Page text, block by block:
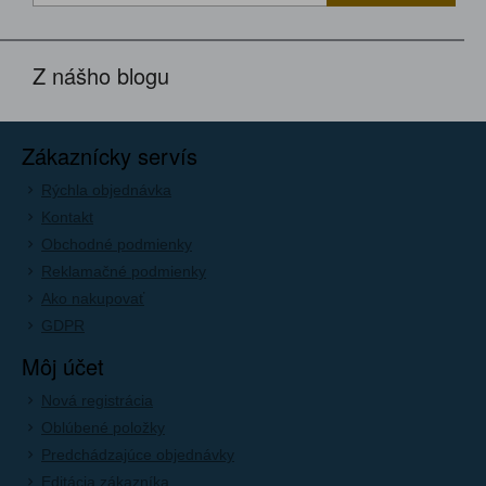
Z nášho blogu
Zákaznícky servís
Rýchla objednávka
Kontakt
Obchodné podmienky
Reklamačné podmienky
Ako nakupovať
GDPR
Môj účet
Nová registrácia
Oblúbené položky
Predchádzajúce objednávky
Editácia zákazníka